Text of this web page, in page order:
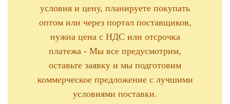
условия и цену, планируете покупать
оптом или через портал поставщиков,
нужна цена с НДС или отсрочка
платежа - Мы все предусмотрим,
оставьте заявку и мы подготовим
коммерческое предложение с лучшими
условиями поставки.